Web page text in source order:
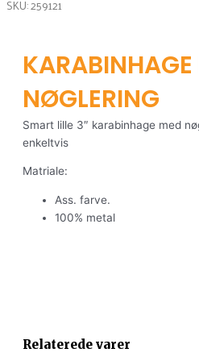
SKU: 259121
NØGLERING
Smart lille 3″ karabinhage med
enkeltvis
Matriale:
Ass. farve.
100% metal
Relaterede varer